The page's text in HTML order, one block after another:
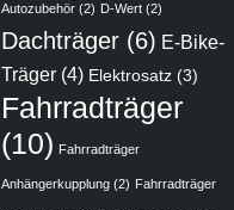
Autozubehör (2) D-Wert (2)
Dachträger (6) E-Bike-
Träger (4) Elektrosatz (3)
Fahrradträger
(10) Fahrradträger
Anhängerkupplung (2) Fahrradträger